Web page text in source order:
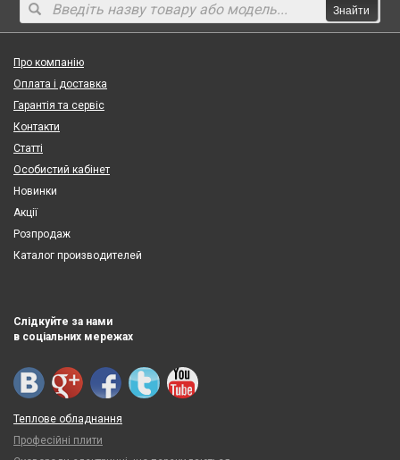
Знайти
Про компанію
Оплата і доставка
Гарантія та сервіс
Контакти
Статті
Особистий кабінет
Новинки
Акції
Розпродаж
Каталог производителей
Слідкуйте за нами
в соціальних мережах
Теплове обладнання
Професійні плити